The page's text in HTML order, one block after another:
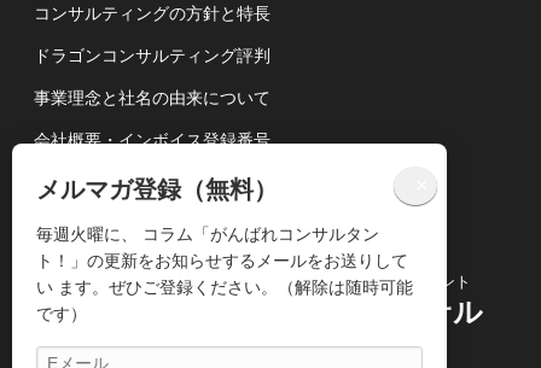
コンサルティングの方針と特長
ドラゴンコンサルティング評判
事業理念と社名の由来について
会社概要・インボイス登録番号
講演依頼について
個人情報の取扱いについて
コンサルティングビジネス専門のコンサルタント
株式会社ドラゴンコンサル
ティング
メルマガ登録（無料）
毎週火曜に、 コラム「がんばれコンサルタン
ト！」の更新をお知らせするメールをお送りして
い ます。ぜひご登録ください。（解除は随時可能
です）